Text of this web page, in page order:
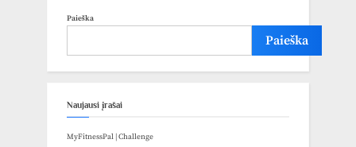
Paieška
Paieška
Naujausi įrašai
MyFitnessPal | Challenge